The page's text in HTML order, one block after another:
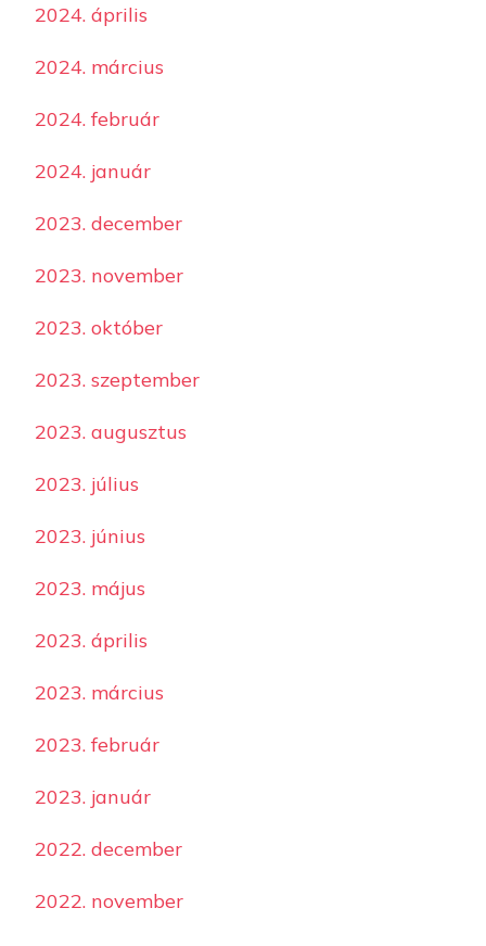
2024. április
2024. március
2024. február
2024. január
2023. december
2023. november
2023. október
2023. szeptember
2023. augusztus
2023. július
2023. június
2023. május
2023. április
2023. március
2023. február
2023. január
2022. december
2022. november